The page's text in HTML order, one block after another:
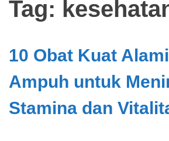
Tag:
10 Obat Kuat
Ampuh untuk
Stamina dan